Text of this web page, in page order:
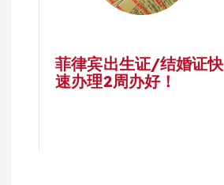
菲律宾出生证/结婚证快
速办理2周办好！